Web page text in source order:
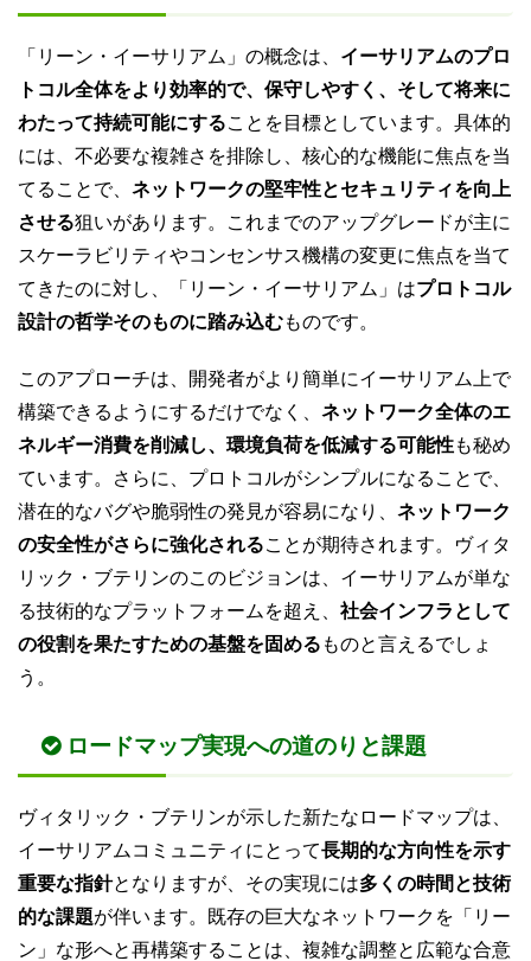
「リーン・イーサリアム」の概念は、 イーサリアムのプロ
トコル全体をより効率的で、保守しやすく、そして将来に
わたって持続可能にすることを目標としています。具体的
には、不必要な複雑さを排除し、核心的な機能に焦点を当
てることで、 ネットワークの堅牢性とセキュリティを向上
させる狙いがあります。これまでのアップグレードが主に
スケーラビリティやコンセンサス機構の変更に焦点を当て
てきたのに対し、「リーン・イーサリアム」はプロトコル
設計の哲学そのものに踏み込むものです。
このアプローチは、開発者がより簡単にイーサリアム上で
構築できるようにするだけでなく、 ネットワーク全体のエ
ネルギー消費を削減し、環境負荷を低減する可能性も秘め
ています。さらに、プロトコルがシンプルになることで、
潜在的なバグや脆弱性の発見が容易になり、 ネットワーク
の安全性がさらに強化されることが期待されます。ヴィタ
リック・ブテリンのこのビジョンは、イーサリアムが単な
る技術的なプラットフォームを超え、 社会インフラとして
の役割を果たすための基盤を固める ものと言えるでしょ
う。
ロードマップ実現への道のりと課題
ヴィタリック・ブテリンが示した新たなロードマップは、
イーサリアムコミュニティにとって長期的な方向性を示す
重要な指針となりますが、その実現には多くの時間と技術
的な課題が伴います。既存の巨大なネットワークを「リー
ン」な形へと再構築することは、複雑な調整と広範な合意